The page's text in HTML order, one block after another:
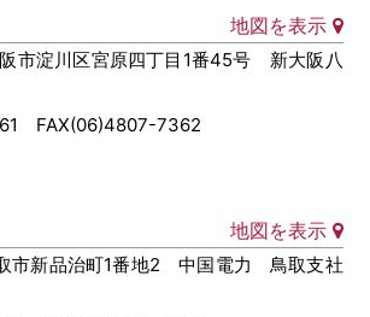
地図を表示
淀川区宮原四丁目1番45号 新大阪八
FAX(06)4807-7362
地図を表示
市新品治町1番地2 中国電力 鳥取支社